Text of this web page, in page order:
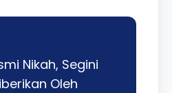
Nikah, Segini
Oleh